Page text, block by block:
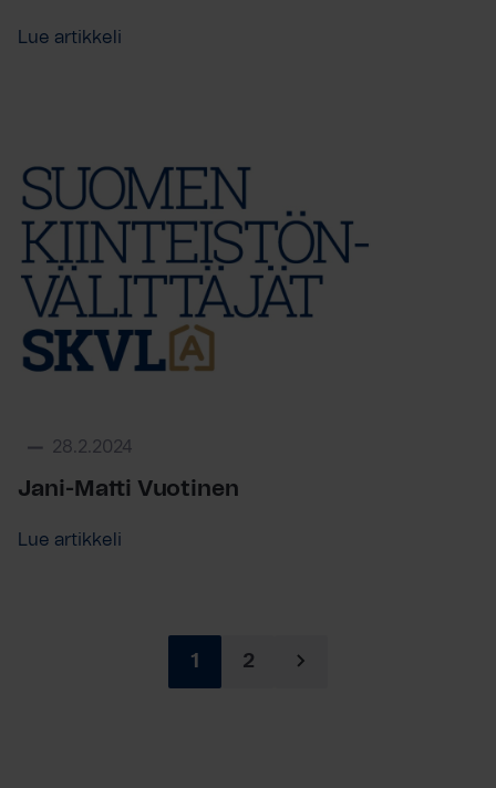
Lue artikkeli
28.2.2024
Jani-Matti Vuotinen
Lue artikkeli
1 2